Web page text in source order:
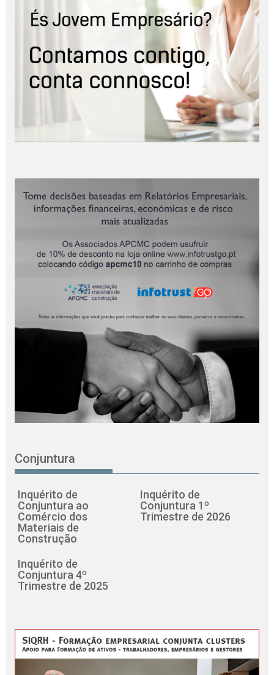
Conjuntura
Inquérito de
Conjuntura ao
Comércio dos
Materiais de
Construção
Inquérito de
Conjuntura 1º
Trimestre de 2026
Inquérito de
Conjuntura 4º
Trimestre de 2025